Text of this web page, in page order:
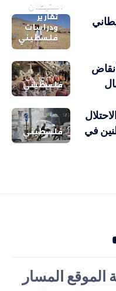
استيطان
تقارير
ودراسات
فلسطيني
فلسطيني
أنقاض
فلسطيني
الاحتلال
في
الموقع المسار